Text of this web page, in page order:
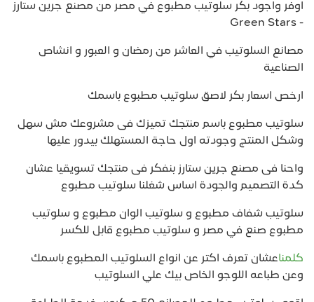
اوفر واجود بكر سلوتيب مطبوع في مصر من مصنع جرين ستارز
- Green Stars
مصانع السلوتيب في العاشر من رمضان و العبور و انشاص
الصناعية
ارخص اسعار بكر لاصق سلوتيب مطبوع باسمك
سلوتيب مطبوع باسم منتجك تميزك فى مشروعك مش سهل
وشكل المنتج وجودته اول حاجة المستهلك بيدور عليها
واحنا فى مصنع جرين ستارز بنفكر فى منتجك تسويقيا عشان
كدة التصميم والجودة اساس شغلنا سلوتيب مطبوع
سلوتيب شفاف مطبوع و سلوتيب الوان مطبوع و سلوتيب
مطبوع صنع في مصر و سلوتيب مطبوع قابل للكسر
كلمناعشان تعرف اكتر عن انواع السلوتيب المطبوع باسمك
وعن طباعه اللوجو الخاص بيك علي السلوتيب